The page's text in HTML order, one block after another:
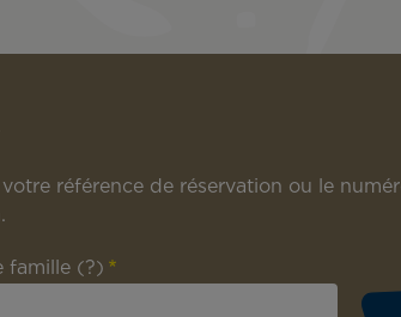
référence de réservation ou le
famille (?)